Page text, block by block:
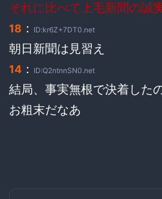
それに比べて上毛新聞の誠
18 ： ID:kr6Z+7DT0.net
朝日新聞は見習え
14 ： ID:Q2ntnnSN0.net
結局、事実無根で決着した
お粗末だなあ